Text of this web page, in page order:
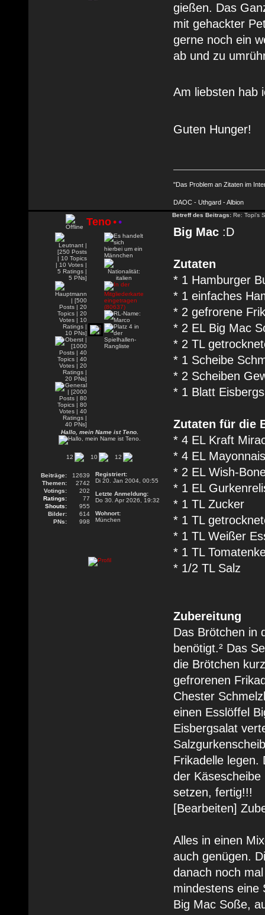
gießen. Das
mit gehackter
gerne noch ein
ab und zu
Am liebsten hab
Guten Hunger!
"Das Problem an Zitaten im
DAOC - Uthgard - Albion
Teno••
Hallo, mein Name ist Teno.
12 10 12
Beiträge:
12639
Themen:
2742
Votings:
202
Ratings:
77
Shouts:
955
Bilder:
614
PNs:
998
Registriert:
Di 20. Jan 2004, 00:55
Letzte Anmeldung:
Do 30. Apr 2026, 19:32
Wohnort:
München
Betreff des Beitrags: Re: Topi's
Big Mac :D
Zutaten
* 1 Hamburger
* 1 einfaches
* 2 gefrorene
* 2 EL Big Mac
* 2 TL
* 1 Scheibe
* 2 Scheiben
* 1 Blatt
Zutaten für die
* 4 EL Kraft
* 4 EL
* 2 EL Wish-
* 1 EL
* 1 TL Zucker
* 1 TL
* 1 TL Weißer
* 1 TL
* 1/2 TL Salz
Zubereitung
Das Brötchen in
benötigt.² Das
die Brötchen
gefrorenen
Chester
einen Esslöffel
Eisbergsalat
Frikadelle
der
setzen, fertig!!!
[Bearbeiten]
Alles in einen
auch genügen.
danach noch
mindestens eine
Big Mac Soße,